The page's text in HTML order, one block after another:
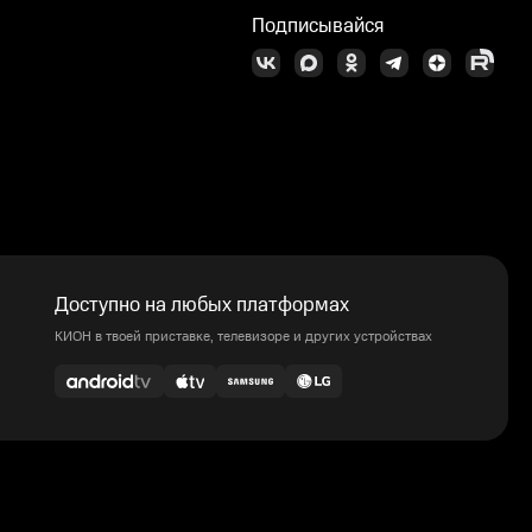
Подписывайся
Доступно на любых платформах
КИОН в твоей приставке, телевизоре и других устройствах